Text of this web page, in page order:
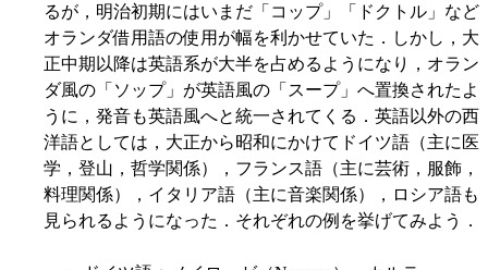
るが，明治初期にはいまだ「コップ」「ドクトル」など
オランダ借用語の使用が幅を利かせていた．しかし，大
正中期以降は英語系が大半を占めるようになり，オラン
ダ風の「ソップ」が英語風の「スープ」へ置換されたよ
うに，発音も英語風へと統一されてくる．英語以外の西
洋語としては，大正から昭和にかけてドイツ語（主に医
学，登山，哲学関係），フランス語（主に芸術，服飾，
料理関係），イタリア語（主に音楽関係），ロシア語も
見られるようになった．それぞれの例を挙げてみよう．